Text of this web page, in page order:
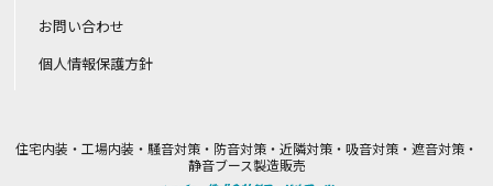
お問い合わせ
個人情報保護方針
住宅内装・工場内装・騒音対策・防音対策・近隣対策・吸音対策・遮音対策・
静音ブース製造販売